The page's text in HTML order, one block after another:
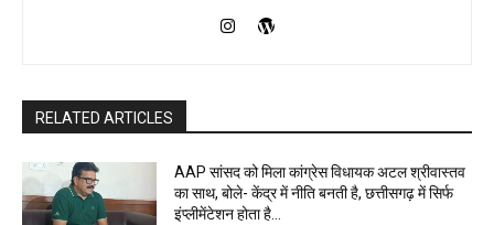
RELATED ARTICLES
AAP सांसद को मिला कांग्रेस विधायक अटल श्रीवास्तव
का साथ, बोले- केंद्र में नीति बनती है, छत्तीसगढ़ में सिर्फ
इंप्लीमेंटेशन होता है…